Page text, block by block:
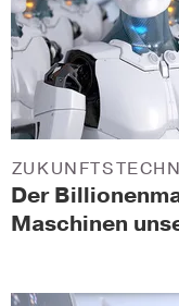
Der
Maschinen